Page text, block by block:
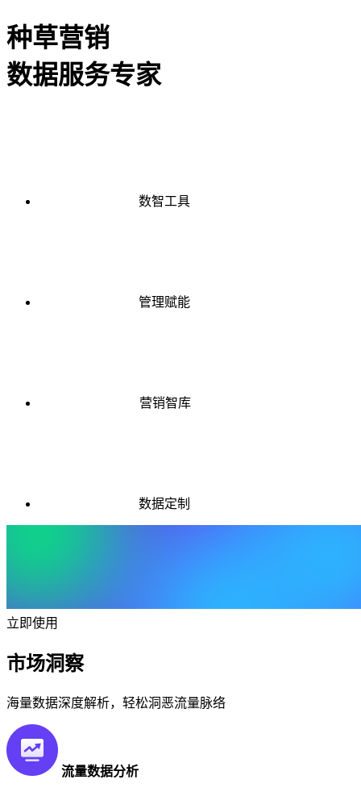
种草营销
数据服务专家
数智工具
管理赋能
营销智库
数据定制
立即使用
市场洞察
海量数据深度解析，轻松洞恶流量脉络
流量数据分析